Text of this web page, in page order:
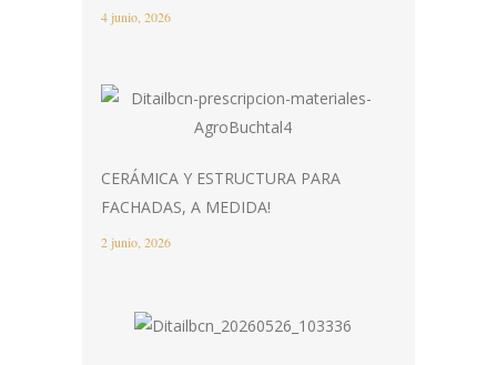
4 junio, 2026
CERÁMICA Y ESTRUCTURA PARA
FACHADAS, A MEDIDA!
2 junio, 2026